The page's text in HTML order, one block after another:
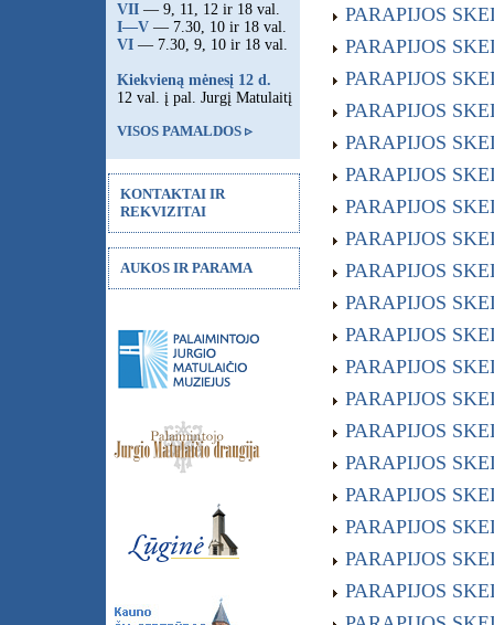
PARAPIJOS
PARAPIJOS
PARAPIJOS
PARAPIJOS
PARAPIJOS
PARAPIJOS
PARAPIJOS
PARAPIJOS
PARAPIJOS
PARAPIJOS
PARAPIJOS
PARAPIJOS
PARAPIJOS
PARAPIJOS
PARAPIJOS
PARAPIJOS
PARAPIJOS
PARAPIJOS
PARAPIJOS
VII — 9, 11, 12 ir 18 val.
I—V — 7.30, 10 ir 18 val.
VI — 7.30, 9, 10 ir 18 val.
Kiekvieną mėnesį 12 d.
12 val. į pal. Jurgį Matulaitį
VISOS PAMALDOS ▹
KONTAKTAI IR
REKVIZITAI
AUKOS IR PARAMA